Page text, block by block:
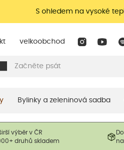
S ohledem na vysoké
velkoobchod
Bylinky a zeleninová sadba
výběr v ČR
druhů skladem
prodávané produkty. V
a bez listů. Rostliny mohou být také